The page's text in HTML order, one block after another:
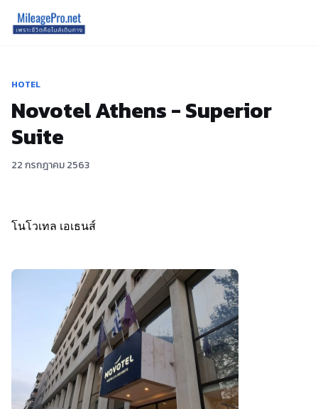
HOTEL
Novotel Athens - Superior
Suite
22 กรกฎาคม 2563
โนโวเทล เอเธนส์